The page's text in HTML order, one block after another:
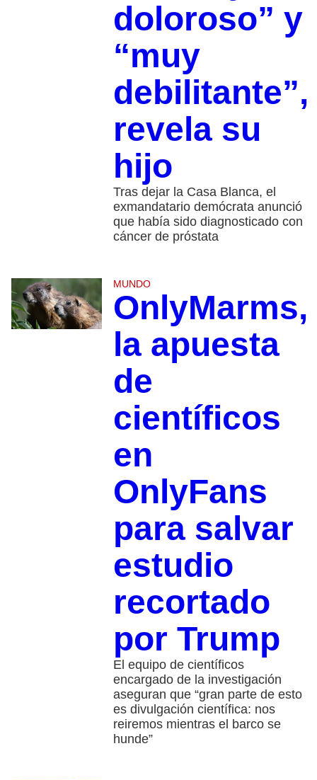
doloroso” y
“muy
debilitante”,
revela su
hijo
Tras dejar la Casa Blanca, el
exmandatario demócrata anunció
que había sido diagnosticado con
cáncer de próstata
MUNDO
OnlyMarms,
la apuesta
de
científicos
en
OnlyFans
para salvar
estudio
recortado
por Trump
El equipo de científicos
encargado de la investigación
aseguran que “gran parte de esto
es divulgación científica: nos
reiremos mientras el barco se
hunde”